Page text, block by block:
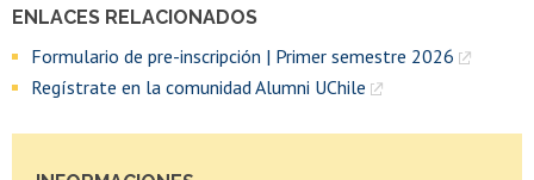
ENLACES RELACIONADOS
Formulario de pre-inscripción | Primer semestre 2026
Regístrate en la comunidad Alumni UChile